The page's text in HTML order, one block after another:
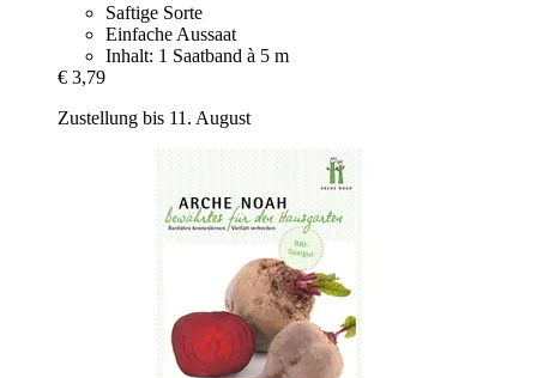
Saftige Sorte
Einfache Aussaat
Inhalt: 1 Saatband à 5 m
€ 3,79
Zustellung bis 11. August